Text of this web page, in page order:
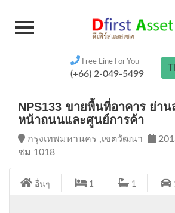
Free Line For You
(+66) 2-049-5499
NPS133 ขายพื้นที่อาคาร ย่า
หน้าถนนและศูนย์การค้า
กรุงเทพมหานคร ,เขตวัฒนา
ชม 1018
อื่นๆ 1 1